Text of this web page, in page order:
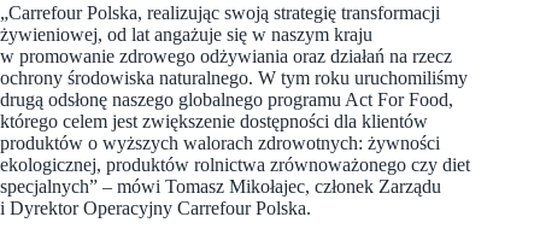
„Carrefour Polska, realizując swoją strategię transformacji
żywieniowej, od lat angażuje się w naszym kraju
w promowanie zdrowego odżywiania oraz działań na rzecz
ochrony środowiska naturalnego. W tym roku uruchomiliśmy
drugą odsłonę naszego globalnego programu Act For Food,
którego celem jest zwiększenie dostępności dla klientów
produktów o wyższych walorach zdrowotnych: żywności
ekologicznej, produktów rolnictwa zrównoważonego czy diet
specjalnych” – mówi Tomasz Mikołajec, członek Zarządu
i Dyrektor Operacyjny Carrefour Polska.